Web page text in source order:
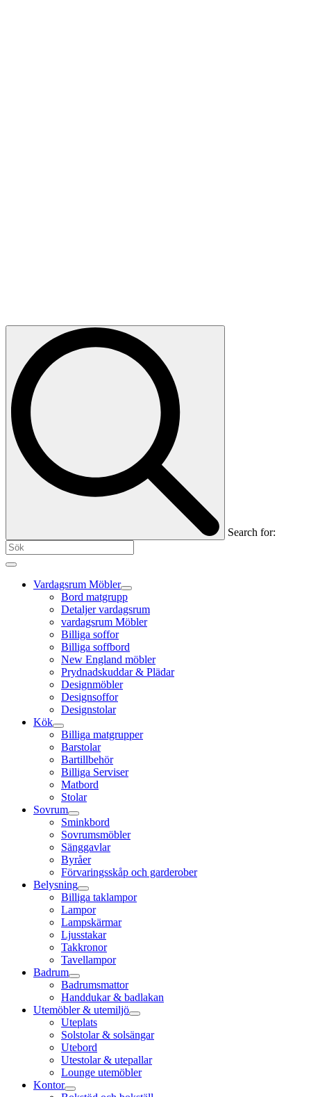
Search for:
Vardagsrum Möbler
Bord matgrupp
Detaljer vardagsrum
vardagsrum Möbler
Billiga soffor
Billiga soffbord
New England möbler
Prydnadskuddar & Plädar
Designmöbler
Designsoffor
Designstolar
Kök
Billiga matgrupper
Barstolar
Bartillbehör
Billiga Serviser
Matbord
Stolar
Sovrum
Sminkbord
Sovrumsmöbler
Sänggavlar
Byråer
Förvaringsskåp och garderober
Belysning
Billiga taklampor
Lampor
Lampskärmar
Ljusstakar
Takkronor
Tavellampor
Badrum
Badrumsmattor
Handdukar & badlakan
Utemöbler & utemiljö
Uteplats
Solstolar & solsängar
Utebord
Utestolar & utepallar
Lounge utemöbler
Kontor